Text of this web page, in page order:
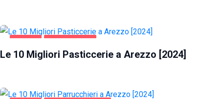
AREZZO GASTRONOMIA
Le 10 Migliori Pasticcerie a Arezzo [2024]